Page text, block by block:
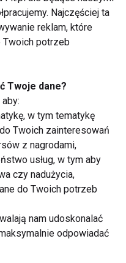
– wykonywanie
nam uspokoić się
bólowe. Przed
warto zadbać
się od
tego, że osoby
bólem mają mniejszą
nie powinny
bliskich oraz
istotną rolę w
Najczęściej ta
reklam, które
Twoich potrzeb
Twoje dane?
w tym tematykę
Twoich zainteresowań
z nagrodami,
usług, w tym aby
czy nadużycia,
do Twoich potrzeb
nam udoskonalać
odpowiadać